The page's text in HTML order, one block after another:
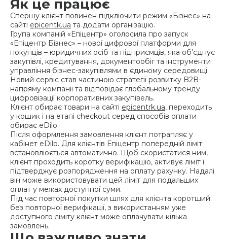
Як це працює
Спершу клієнт повинен підключити режим «Бізнес» на
сайті epicentk.ua та додати організацію.
Група компаній «Епіцентр» оголосила про запуск
«Епіцентр Бізнес» – нової цифрової платформи для
покупців – юридичних осіб та підприємців, яка об’єднує
закупівлі, кредитування, документообіг та інструменти
управління бізнес-закупівлями в єдиному середовищі.
Новий сервіс став частиною стратегії розвитку B2B-
напряму компанії та відповідає глобальному тренду
цифровізації корпоративних закупівель.
Клієнт обирає товари на сайті epicentrk.ua, переходить
у кошик і на етапі checkout серед способів оплати
обирає eDilo.
Після оформлення замовлення клієнт потрапляє у
кабінет eDilo. Для клієнтів Епіцентр попередній ліміт
встановлюється автоматично. Щоб скористатися ним,
клієнт проходить коротку верифікацію, активує ліміт і
підтверджує розпорядження на оплату рахунку. Надалі
він може використовувати цей ліміт для подальших
оплат у межах доступної суми.
Під час повторної покупки шлях для клієнта коротший:
без повторної верифікації, з використанням уже
доступного ліміту клієнт може оплачувати кілька
замовлень.